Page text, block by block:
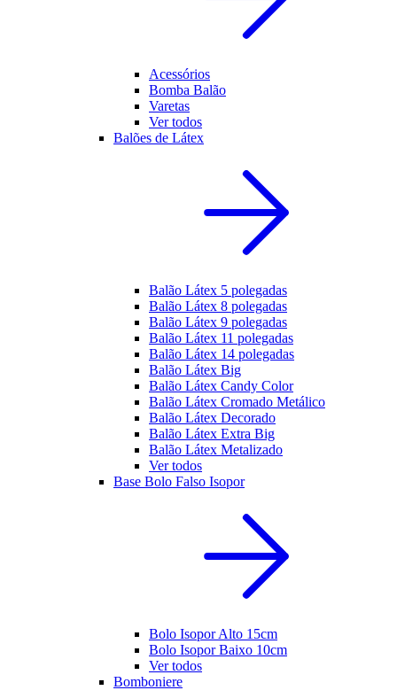
Acessórios
Bomba Balão
Varetas
Ver todos
Balões de Látex
Balão Látex 5 polegadas
Balão Látex 8 polegadas
Balão Látex 9 polegadas
Balão Látex 11 polegadas
Balão Látex 14 polegadas
Balão Látex Big
Balão Látex Candy Color
Balão Látex Cromado Metálico
Balão Látex Decorado
Balão Látex Extra Big
Balão Látex Metalizado
Ver todos
Base Bolo Falso Isopor
Bolo Isopor Alto 15cm
Bolo Isopor Baixo 10cm
Ver todos
Bomboniere